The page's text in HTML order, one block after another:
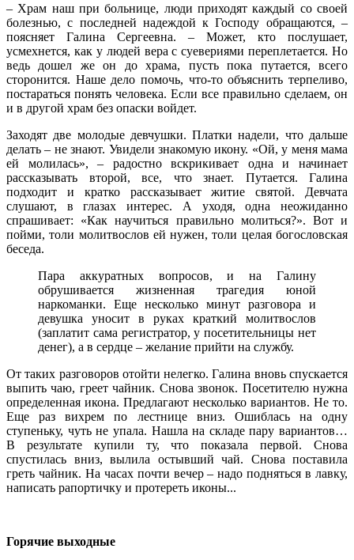
– Храм наш при больнице, люди приходят каждый со своей
болезнью, с последней надеждой к Господу обращаются, –
поясняет Галина Сергеевна. – Может, кто послушает,
усмехнется, как у людей вера с суевериями переплетается. Но
ведь дошел же он до храма, пусть пока путается, всего
сторонится. Наше дело помочь, что-то объяснить терпеливо,
постараться понять человека. Если все правильно сделаем, он
и в другой храм без опаски войдет.
Заходят две молодые девчушки. Платки надели, что дальше
делать – не знают. Увидели знакомую икону. «Ой, у меня мама
ей молилась», – радостно вскрикивает одна и начинает
рассказывать второй, все, что знает. Путается. Галина
подходит и кратко рассказывает житие святой. Девчата
слушают, в глазах интерес. А уходя, одна неожиданно
спрашивает: «Как научиться правильно молиться?». Вот и
пойми, толи молитвослов ей нужен, толи целая богословская
беседа.
Пара аккуратных вопросов, и на Галину
обрушивается жизненная трагедия юной
наркоманки. Еще несколько минут разговора и
девушка уносит в руках краткий молитвослов
(заплатит сама регистратор, у посетительницы нет
денег), а в сердце – желание прийти на службу.
От таких разговоров отойти нелегко. Галина вновь спускается
выпить чаю, греет чайник. Снова звонок. Посетителю нужна
определенная икона. Предлагают несколько вариантов. Не то.
Еще раз вихрем по лестнице вниз. Ошиблась на одну
ступеньку, чуть не упала. Нашла на складе пару вариантов…
В результате купили ту, что показала первой. Снова
спустилась вниз, вылила остывший чай. Снова поставила
греть чайник. На часах почти вечер – надо подняться в лавку,
написать рапортичку и протереть иконы...
Горячие выходные